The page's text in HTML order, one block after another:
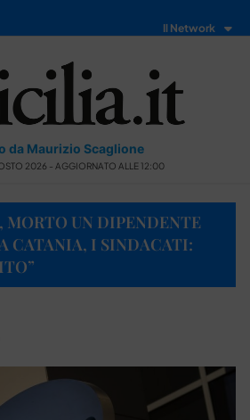
Il Network
da Maurizio Scaglione
2026 - AGGIORNATO ALLE 12:00
MORTO UN DIPENDENTE
CATANIA, I SINDACATI: